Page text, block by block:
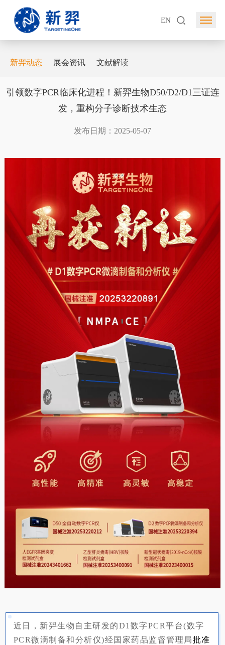
EN
新羿动态 展会资讯 文献解读
引领数字PCR临床化进程！新羿生物D50/D2/D1三证连
发，重构分子诊断技术生态
发布日期：2025-05-07
近日，新羿生物自主研发的D1数字PCR平台(数字
PCR微滴制备和分析仪)经国家药品监督管理局批准